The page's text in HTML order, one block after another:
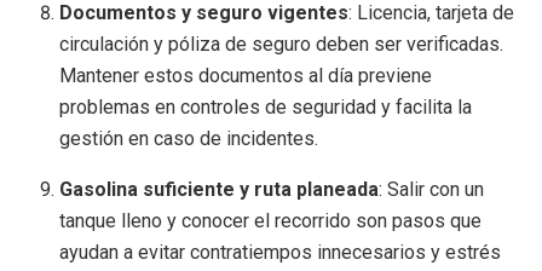
Documentos y seguro vigentes: Licencia, tarjeta de
circulación y póliza de seguro deben ser verificadas.
Mantener estos documentos al día previene
problemas en controles de seguridad y facilita la
gestión en caso de incidentes.
Gasolina suficiente y ruta planeada: Salir con un
tanque lleno y conocer el recorrido son pasos que
ayudan a evitar contratiempos innecesarios y estrés